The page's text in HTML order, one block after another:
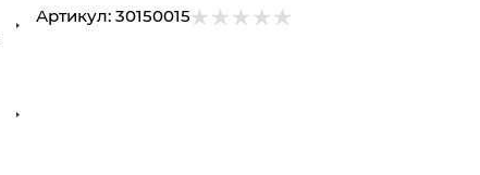
Артикул: 30150015